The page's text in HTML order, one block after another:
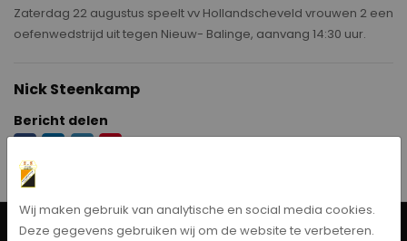
Zaterdag 22 augustus speelt vv Hollandscheveld vrouwen 2 een
oefenwedstrijd uit tegen Nieuw- Balinge, aanvang 14:30 uur.
Nick Steenkamp
Bericht delen
Neem contact op
Wij maken gebruik van analytische en social media cookies.
Deze gegevens gebruiken wij om de website te verbeteren.